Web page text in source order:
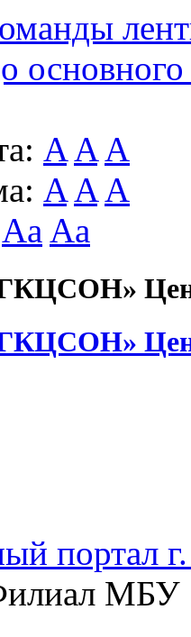
основного
A A A
A A A
Aa Aa
портал
МБУ